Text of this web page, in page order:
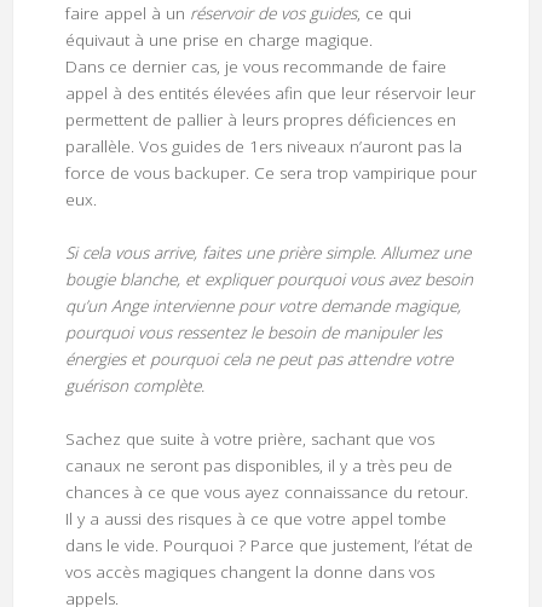
faire appel à un réservoir de vos guides, ce qui
équivaut à une prise en charge magique.
Dans ce dernier cas, je vous recommande de faire
appel à des entités élevées afin que leur réservoir leur
permettent de pallier à leurs propres déficiences en
parallèle. Vos guides de 1ers niveaux n’auront pas la
force de vous backuper. Ce sera trop vampirique pour
eux.
Si cela vous arrive, faites une prière simple. Allumez une
bougie blanche, et expliquer pourquoi vous avez besoin
qu’un Ange intervienne pour votre demande magique,
pourquoi vous ressentez le besoin de manipuler les
énergies et pourquoi cela ne peut pas attendre votre
guérison complète.
Sachez que suite à votre prière, sachant que vos
canaux ne seront pas disponibles, il y a très peu de
chances à ce que vous ayez connaissance du retour.
Il y a aussi des risques à ce que votre appel tombe
dans le vide. Pourquoi ? Parce que justement, l’état de
vos accès magiques changent la donne dans vos
appels.